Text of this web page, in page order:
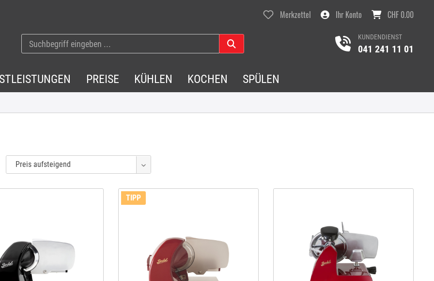
Merkzettel Ihr Konto CHF 0.00
KUNDENDIENST
041 241 11 01
PREISE KÜHLEN KOCHEN SPÜLEN
TIPP